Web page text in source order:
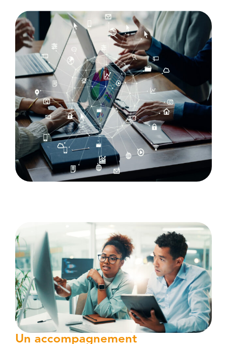
Un accompagnement